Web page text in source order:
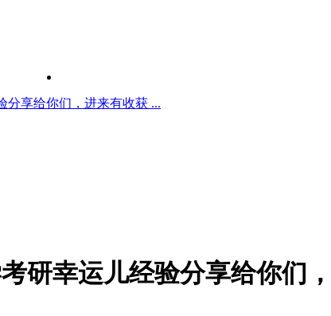
分享给你们，进来有收获 ...
研幸运儿经验分享给你们